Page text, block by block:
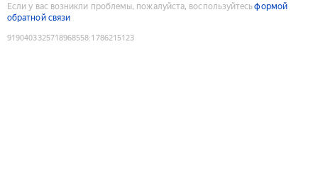
Если у вас возникли проблемы, пожалуйста, воспользуйтесьформой
обратной связи
9190403325718968558:1786215123